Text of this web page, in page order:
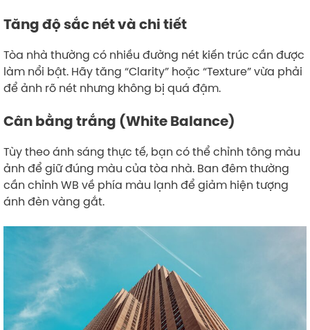
Tăng độ sắc nét và chi tiết
Tòa nhà thường có nhiều đường nét kiến trúc cần được
làm nổi bật. Hãy tăng “Clarity” hoặc “Texture” vừa phải
để ảnh rõ nét nhưng không bị quá đậm.
Cân bằng trắng (White Balance)
Tùy theo ánh sáng thực tế, bạn có thể chỉnh tông màu
ảnh để giữ đúng màu của tòa nhà. Ban đêm thường
cần chỉnh WB về phía màu lạnh để giảm hiện tượng
ánh đèn vàng gắt.